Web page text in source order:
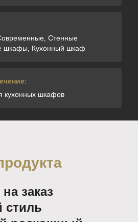
Стенные
шкафы, Кухонный шкаф
кухонных шкафов
заказ
стиль